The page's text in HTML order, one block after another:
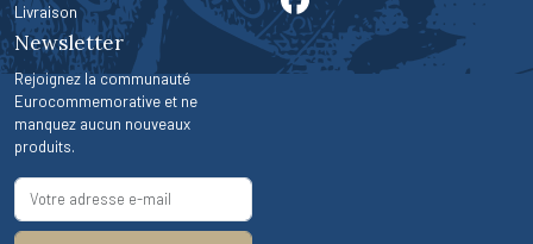
Livraison
Newsletter
Rejoignez la communauté
Eurocommemorative et ne
manquez aucun nouveaux
produits.